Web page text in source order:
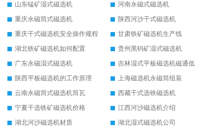
山东锰矿湿式磁选机
河南永磁式磁选机
重庆永磁筒式磁选机
陕西河沙干式磁选机
重庆干式磁选机安全操作规程
甘肃铁矿磁选机生产线
湖北铁矿磁选机如何配置
贵州黑钨矿湿式磁选机
广东永磁湿式磁选机
吉林湿式平板磁选机磁通低
陕西平板磁选机的工作原理
上海磁选机永磁筒组装
云南永磁筒式磁选机筒瓦
西藏干式选铁磁选机
宁夏干选铁矿磁选机价格
江西河沙磁选机介绍
湖北河沙磁选机材质
湖北湿式磁选机公司